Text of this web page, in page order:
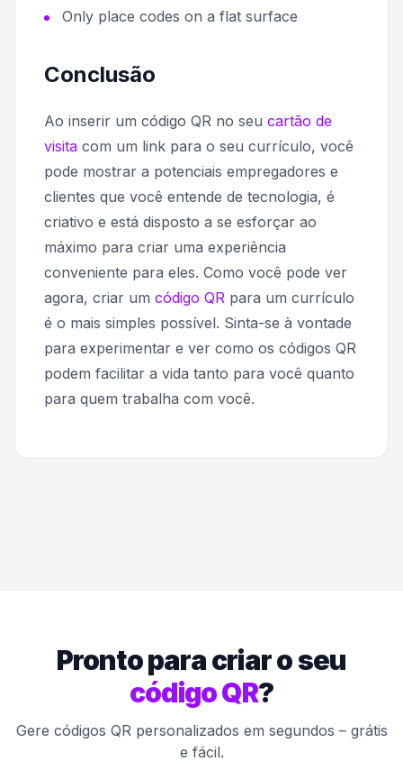
Only place codes on a flat surface
Conclusão
Ao inserir um código QR no seu cartão de
visita com um link para o seu currículo, você
pode mostrar a potenciais empregadores e
clientes que você entende de tecnologia, é
criativo e está disposto a se esforçar ao
máximo para criar uma experiência
conveniente para eles. Como você pode ver
agora, criar um código QR para um currículo
é o mais simples possível. Sinta-se à vontade
para experimentar e ver como os códigos QR
podem facilitar a vida tanto para você quanto
para quem trabalha com você.
Pronto para criar o seu
código QR?
Gere códigos QR personalizados em segundos – grátis
e fácil.